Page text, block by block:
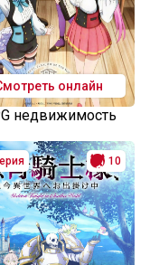
онлайн
недвижимость
10